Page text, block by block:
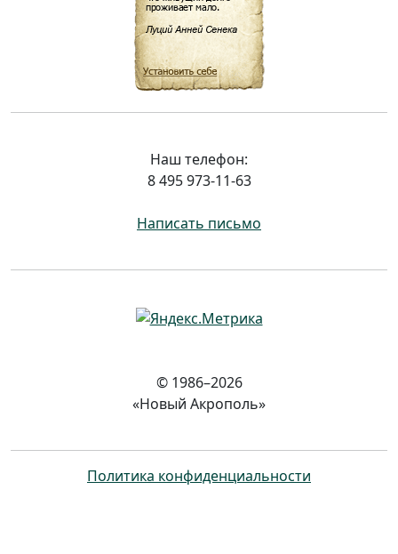
Наш телефон:
8 495 973-11-63
Написать письмо
© 1986–2026
«Новый Акрополь»
Политика конфиденциальности